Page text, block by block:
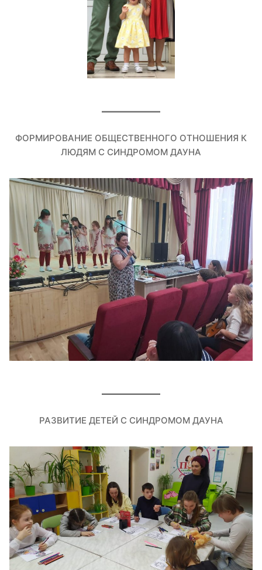
ФОРМИРОВАНИЕ ОБЩЕСТВЕННОГО ОТНОШЕНИЯ К
ЛЮДЯМ С СИНДРОМОМ ДАУНА
РАЗВИТИЕ ДЕТЕЙ С СИНДРОМОМ ДАУНА